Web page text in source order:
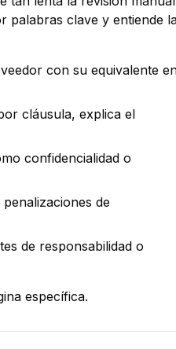
palabras clave y entiende
con su equivalente
cláusula, explica el
confidencialidad o
de
de responsabilidad o
específica.